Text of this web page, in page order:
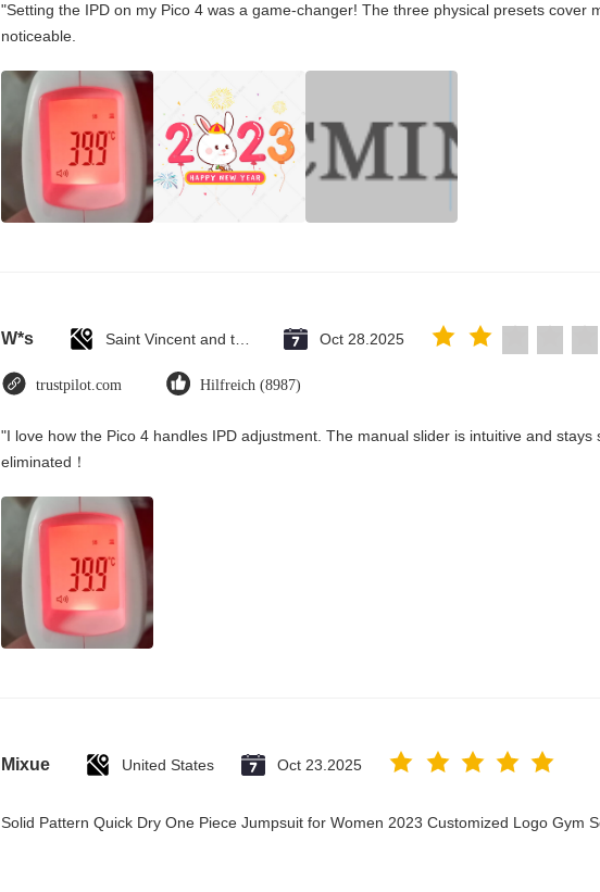
"Setting the IPD on my Pico 4 was a game-changer! The three physical presets cover
noticeable.
W*s Saint Vincent and the Grenadines Oct 28.2025
trustpilot.com Hilfreich (8987)
"I love how the Pico 4 handles IPD adjustment. The manual slider is intuitive and
eliminated！
Mixue United States Oct 23.2025
Solid Pattern Quick Dry One Piece Jumpsuit for Women 2023 Customized Logo Gym